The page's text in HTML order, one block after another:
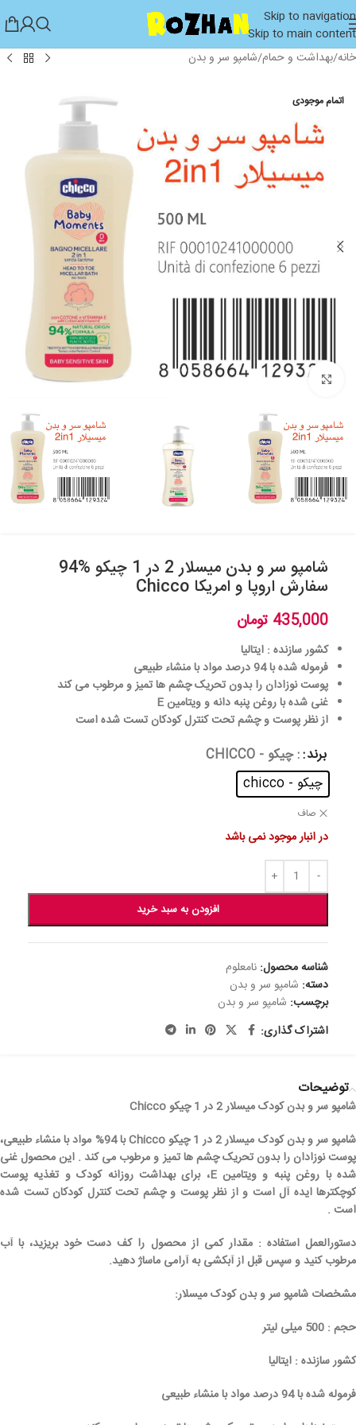
Skip to navigation
Skip to main content
خانه/بهداشت و حمام/شامپو سر و بدن
اتمام موجودی
بزرگنمایی تصویر
شامپو سر و بدن میسلار 2 در 1 چیکو %94
سفارش اروپا و امریکا Chicco
435,000 تومان
کشور سازنده : ایتالیا
فرموله شده با 94 درصد مواد با منشاء طبیعی
پوست نوزادان را بدون تحریک چشم ها تمیز و مرطوب می کند
غنی شده با روغن پنبه دانه و ویتامین E
از نظر پوست و چشم تحت کنترل کودکان تست شده است
برند : چیکو - CHICCO
چیکو - chicco
صاف
در انبار موجود نمی باشد
افزودن به سبد خرید
شناسه محصول: نامعلوم
دسته: شامپو سر و بدن
برچسب: شامپو سر و بدن
اشتراک گذاری:
توضیحات
شامپو سر و بدن کودک میسلار 2 در 1 چیکو Chicco
شامپو سر و بدن کودک میسلار 2 در 1 چیکو Chicco با 94% مواد با منشاء طبیعی،
پوست نوزادان را بدون تحریک چشم ها تمیز و مرطوب می کند . این محصول غنی
شده با روغن پنبه و ویتامین E، برای بهداشت روزانه کودک و تغذیه پوست
کوچکترها ایده آل است و از نظر پوست و چشم تحت کنترل کودکان تست شده
است .
دستورالعمل استفاده : مقدار کمی از محصول را کف دست خود بریزید، با آب
مرطوب کنید و سپس قبل از آبکشی به آرامی ماساژ دهید.
مشخصات شامپو سر و بدن کودک میسلار:
حجم : 500 میلی لیتر
کشور سازنده : ایتالیا
فرموله شده با 94 درصد مواد با منشاء طبیعی